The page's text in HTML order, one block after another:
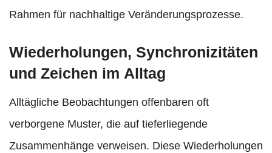
Rahmen für nachhaltige Veränderungsprozesse.
Wiederholungen, Synchronizitäten
und Zeichen im Alltag
Alltägliche Beobachtungen offenbaren oft
verborgene Muster, die auf tieferliegende
Zusammenhänge verweisen. Diese Wiederholungen